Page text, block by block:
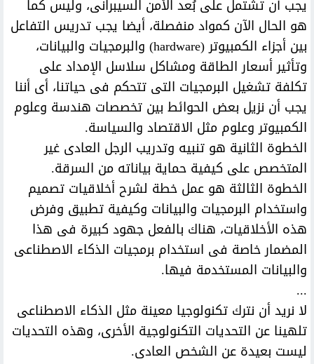
يجب أن تشتمل على بُعد الأمن السيبرانى، وليس كما
هو الحال الآن كمواد منفصلة، أيضا يجب تدريس التفاعل
بين أجزاء الكمبيوتر (hardware) والبرمجيات والبيانات،
وتأثير أسعار الطاقة ومشاكل سلاسل الإمداد على
تكلفة تشغيل البرمجيات التى تتحكم فى حياتنا، أى أننا
يجب أن نزيل بعض الحوائط بين تخصصات هندسة وعلوم
الكمبيوتر وعلوم مثل الاقتصاد والسياسة.
الخطوة الثانية هو تنبيه وتدريب الرجل العادى غير
المتخصص على كيفية حماية بياناته من السرقة.
الخطوة الثالثة هو عمل خطة لشرح أخلاقيات تصميم
واستخدام البرمجيات والبيانات وكيفية تطبيق وفرض
هذه الأخلاقيات، هناك بالفعل جهود كبيرة فى هذا
المضمار خاصة فى استخدام برمجيات الذكاء الاصطناعى
والبيانات المستخدمة فيها.
...
لا نريد أن نترك تكنولوجيا معينة مثل الذكاء الاصطناعى
تلهينا عن التحديات التكنولوجية الأخرى، وهذه التحديات
ليست بعيدة عن الشخص العادى.